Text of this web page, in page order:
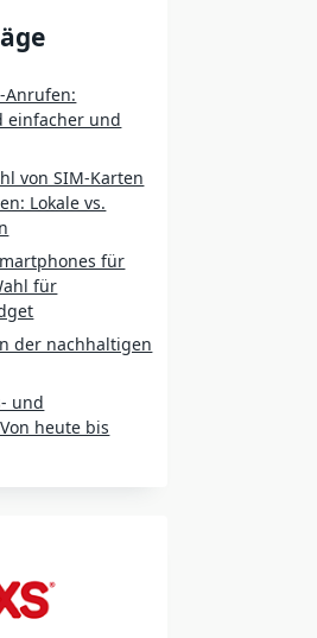
Anrufen:
einfacher und
von SIM-Karten
Lokale vs.
für
für
der nachhaltigen
und
heute bis